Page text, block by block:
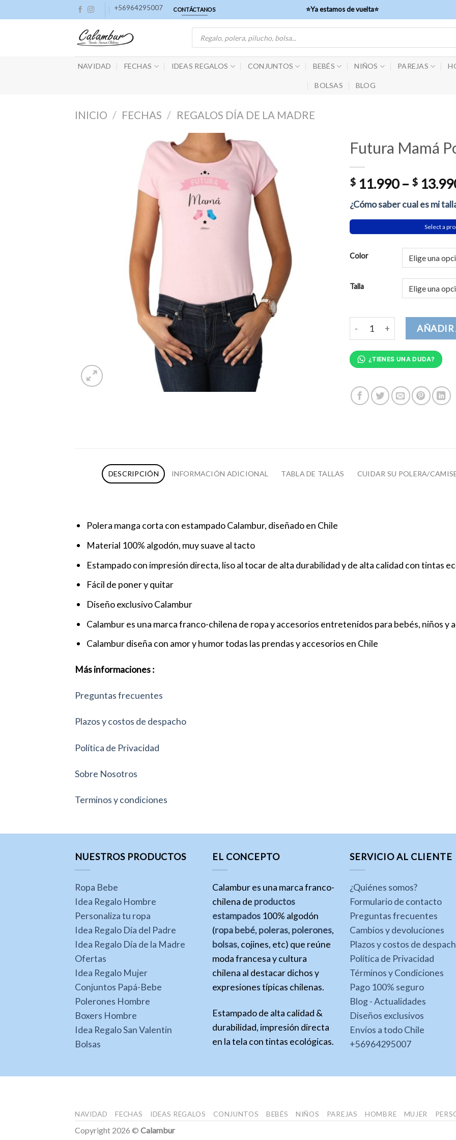
to
+56964295007 CONTÁCTANOS ⭐Ya estamos de vuelta⭐
Búsqueda
productos
NAVIDAD FECHAS IDEAS REGALOS CONJUNTOS BEBÉS NIÑOS PAREJAS
BOLSAS BLOG
INICIO / FECHAS / REGALOS DÍA DE LA MADRE
Futura Mamá
$ 11.990– $
¿Cómo saber cual es mi
Select a
Color
Talla
Futura Mamá Polera Mujer
AÑADIR
¿TIENES UNA DUDA?
DESCRIPCIÓN INFORMACIÓN ADICIONAL TABLA DE TALLAS CUIDAR SU POLERA/
Polera manga corta con estampado Calambur, diseñado en Chile
Material 100% algodón, muy suave al tacto
Estampado con impresión directa, liso al tocar de alta durabilidad y de alta calidad con tintas
Fácil de poner y quitar
Diseño exclusivo Calambur
Calambur es una marca franco-chilena de ropa y accesorios entretenidos para bebés, niños y
Calambur diseña con amor y humor todas las prendas y accesorios en Chile
Más informaciones :
Preguntas frecuentes
Plazos y costos de despacho
Política de Privacidad
Sobre Nosotros
Terminos y condiciones
NUESTROS PRODUCTOS
Ropa Bebe
Idea Regalo Hombre
Personaliza tu ropa
Idea Regalo Día del Padre
Idea Regalo Día de la Madre
Ofertas
Idea Regalo Mujer
Conjuntos Papá-Bebe
Polerones Hombre
Boxers Hombre
Idea Regalo San Valentin
Bolsas
EL CONCEPTO
Calambur es una marca franco-
chilena de productos
estampados 100% algodón
(ropa bebé, poleras, polerones,
bolsas, cojines, etc) que reúne
moda francesa y cultura
chilena al destacar dichos y
expresiones típicas chilenas.
Estampado de alta calidad &
durabilidad, impresión directa
en la tela con tintas ecológicas.
SERVICIO AL CLIENTE
¿Quiénes somos?
Formulario de contacto
Preguntas frecuentes
Cambios y devoluciones
Plazos y costos de
Política de Privacidad
Términos y Condiciones
Pago 100% seguro
Blog - Actualidades
Diseños exclusivos
Envíos a todo Chile
+56964295007
NAVIDAD FECHAS IDEAS REGALOS CONJUNTOS BEBÉS NIÑOS PAREJAS HOMBRE MUJER
Copyright 2026 © Calambur